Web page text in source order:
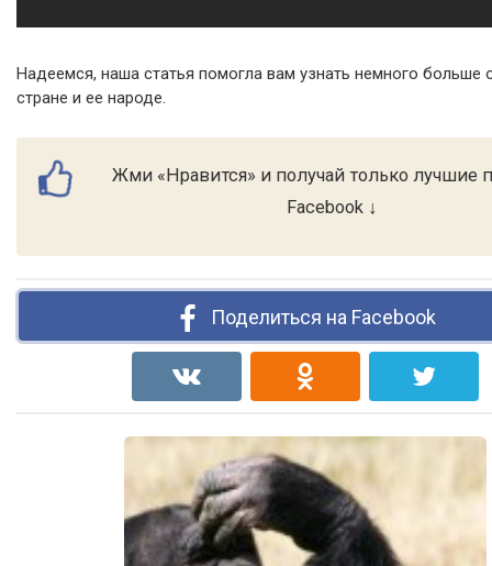
Надеемся, наша статья помогла вам узнать немного больше
стране и ее народе.
Жми «Нравится» и получай только лучшие
Facebook ↓
Поделиться на Facebook